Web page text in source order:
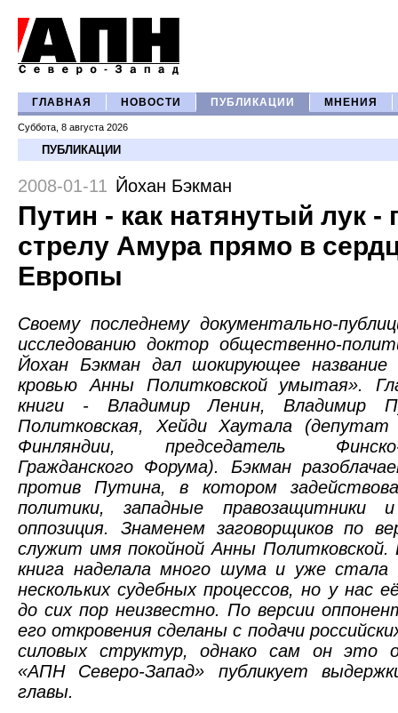
ГЛАВНАЯ НОВОСТИ ПУБЛИКАЦИИ МНЕНИЯ
Суббота, 8 августа 2026
ПУБЛИКАЦИИ
2008-01-11 Йохан Бэкман
Путин - как натянутый лук -
стрелу Амура прямо в
Европы
Своему последнему документально-
исследованию доктор общественно-
Йохан Бэкман дал шокирующее название
кровью Анны Политковской умытая».
книги - Владимир Ленин, Владимир
Политковская, Хейди Хаутала (депутат
Финляндии, председатель Финско-
Гражданского Форума). Бэкман
против Путина, в котором
политики, западные правозащитники и
оппозиция. Знаменем заговорщиков по
служит имя покойной Анны Политковской.
книга наделала много шума и уже стала
нескольких судебных процессов, но у нас
до сих пор неизвестно. По версии
его откровения сделаны с подачи
силовых структур, однако сам он это
«АПН Северо-Запад» публикует
главы.